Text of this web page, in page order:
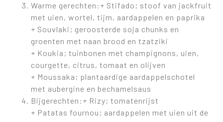
Warme gerechten:+ Stifado; stoof van jackfruit
met uien, wortel, tijm, aardappelen en paprika
+ Souvlaki; geroosterde soja chunks en
groenten met naan brood en tzatziki
+ Koukia; tuinbonen met champignons, uien,
courgette, citrus, tomaat en olijven
+ Moussaka; plantaardige aardappelschotel
met aubergine en bechamelsaus
Bijgerechten:+ Rizy; tomatenrijst
+ Patatas fournou; aardappelen met uien uit de